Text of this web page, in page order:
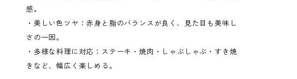
感。
・美しい色ツヤ：赤身と脂のバランスが良く、見た目も美味し
さの一因。
・多様な料理に対応：ステーキ・焼肉・しゃぶしゃぶ・すき焼
きなど、幅広く楽しめる。